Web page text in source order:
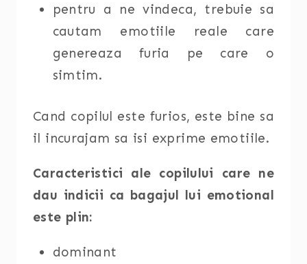
pentru a ne vindeca, trebuie sa
cautam emotiile reale care
genereaza furia pe care o
simtim.
Cand copilul este furios, este bine sa
il incurajam sa isi exprime emotiile.
Caracteristici ale copilului care ne
dau indicii ca bagajul lui emotional
este plin:
dominant